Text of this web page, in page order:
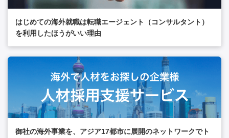
はじめての海外就職は転職エージェント（コンサルタント）
を利用したほうがいい理由
御社の海外事業を、アジア17都市に展開のネットワークでト